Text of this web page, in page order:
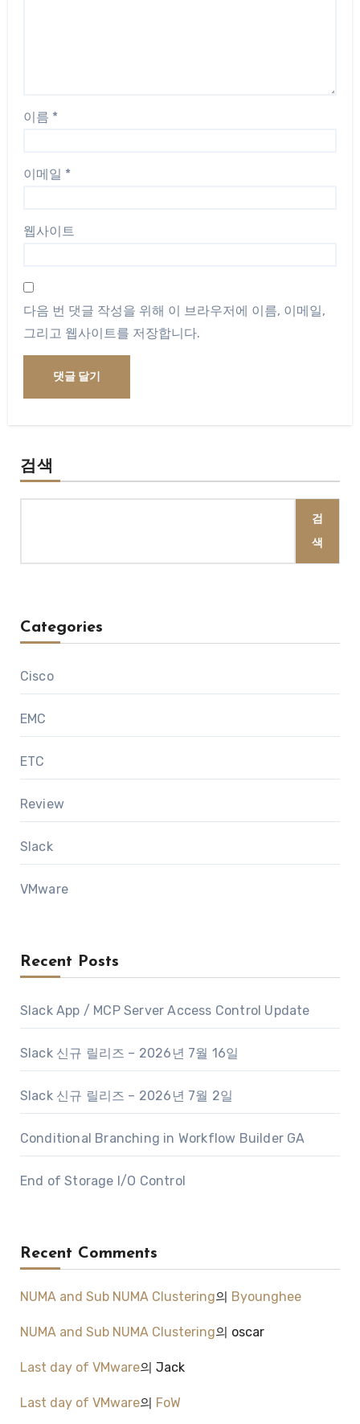
이름 *
이메일 *
웹사이트
다음 번 댓글 작성을 위해 이 브라우저에 이름, 이메일,
그리고 웹사이트를 저장합니다.
검색
검
색
Categories
Cisco
EMC
ETC
Review
Slack
VMware
Recent Posts
Slack App / MCP Server Access Control Update
Slack 신규 릴리즈 – 2026년 7월 16일
Slack 신규 릴리즈 – 2026년 7월 2일
Conditional Branching in Workflow Builder GA
End of Storage I/O Control
Recent Comments
NUMA and Sub NUMA Clustering의 Byounghee
NUMA and Sub NUMA Clustering의 oscar
Last day of VMware의 Jack
Last day of VMware의 FoW